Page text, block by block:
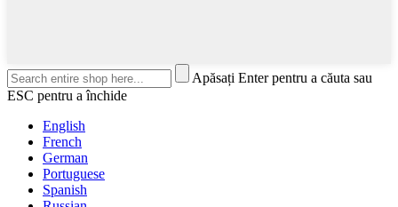
Apăsați Enter pentru a căuta sau
ESC pentru a închide
English
French
German
Portuguese
Spanish